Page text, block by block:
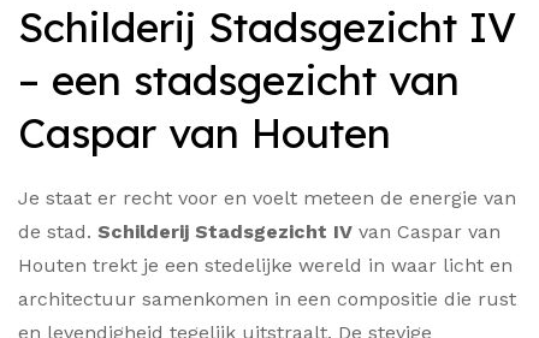
Schilderij Stadsgezicht IV
– een stadsgezicht van
Caspar van Houten
Je staat er recht voor en voelt meteen de energie van
de stad. Schilderij Stadsgezicht IV van Caspar van
Houten trekt je een stedelijke wereld in waar licht en
architectuur samenkomen in een compositie die rust
en levendigheid tegelijk uitstraalt. De stevige